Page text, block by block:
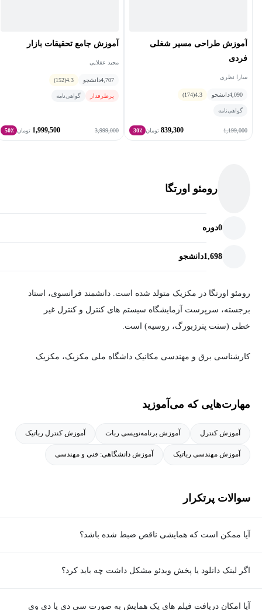
آموزش طراحی مسیر شغلی
فردی
سارا نظری
4,090دانشجو 4.3
(174)
گواهی‌نامه
1,199,000
839,300 تومان 30٪
آموزش جامع تحقیقات بازار
مجید عقلایی
4,707دانشجو 4.3
(152)
پرطرفدار گواهی‌نامه
3,999,000
1,999,500 تومان 50٪
رومئو اورتگا
0دوره
1,698دانشجو
رومئو اورتگا در مکزیک متولد شده است. دانشمند فرانسوی، استاد
برجسته، سرپرست آزمایشگاه سیستم های کنترل و کنترل غیر
خطی (سنت پترزبورگ، روسیه) است.
کارشناسی برق و مهندسی مکانیک داشگاه ملی مکزیک، مکزیک
حاضر سن پترزبورگ )، اتحاد جماهیر شوروی
Docteur D`Etat موسسه پلی تکنیک گرنوبل ، فرانسه
مهارت‌هایی که می‌آموزید
آموزش کنترل آموزش برنامه‌نویسی ربات آموزش کنترل رباتیک
آموزش مهندسی رباتیک آموزش دانشگاهی: فنی و مهندسی
سوالات پرتکرار
آیا ممکن است که همایشی ناقص ضبط شده باشد؟
اگر لینک دانلود یا پخش ویدئو مشکل داشت چه باید کرد؟
آیا امکان دریافت فیلم های یک همایش به صورت سی دی یا دی وی